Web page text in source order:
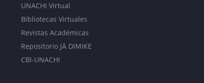
UNACHI Virtual
Bibliotecas Virtuales
Revistas Académicas
Repositorio JÄ DIMIKE
CBI-UNACHI